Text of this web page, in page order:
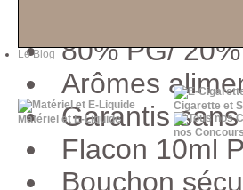
Le Blog
Matériel et E-Liquide
Cigarette et
nos Concours
80% PG/
Arômes
Garantis
Flacon 10ml
Bouchon